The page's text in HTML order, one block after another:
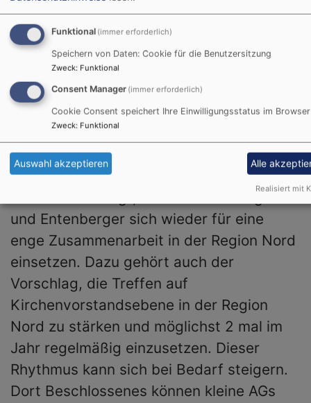
Mai 2026 keine Sitzungen
Ausschüsse und Sondersitzungen
April 2026 Gemeinsame KV - Sitzung
Leinburg und Entenberg
Es wird bekräftigt, dass die Leinburger
und Entenberger sich wieder für eine
enge Zusammenarbeit in der Region Nord
einsetzen. Dazu gehört auch der
Vorschlag, die Treffen auf
Kirchenvorstandsebene in der Region
Nord zu stärken und möglichst 2 mal im
Jahr regelmäßig einzusetzen. Dieser
Rhythmus kann sich bei Bedarf steigern.
Dort Beschlossenes können kleine AGs
Funktional (immer erforderlich)
Speichern von Daten: Cookie für die Benutzersitzung
Zweck: Funktional
Consent Manager (immer erforderlich)
Cookie Consent speichert Ihre Einwilligungsstatus im Browser
Zweck: Funktional
Auswahl akzeptieren Alle
Realisiert mit